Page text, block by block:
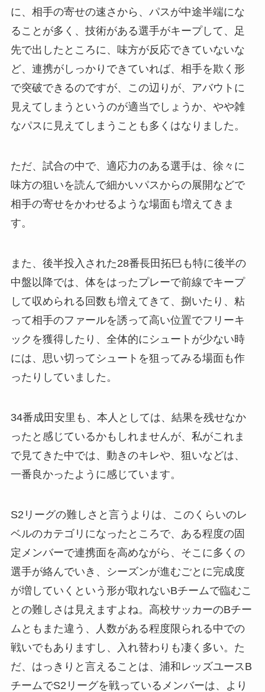
に、相手の寄せの速さから、パスが中途半端にな
ることが多く、技術がある選手がキープして、足
先で出したところに、味方が反応できていないな
ど、連携がしっかりできていれば、相手を欺く形
で突破できるのですが、この辺りが、アバウトに
見えてしまうというのが適当でしょうか、やや雑
なパスに見えてしまうことも多くはなりました。
ただ、試合の中で、適応力のある選手は、徐々に
味方の狙いを読んで細かいパスからの展開などで
相手の寄せをかわせるような場面も増えてきま
す。
また、後半投入された28番長田拓巳も特に後半の
中盤以降では、体をはったプレーで前線でキープ
して収められる回数も増えてきて、捌いたり、粘
って相手のファールを誘って高い位置でフリーキ
ックを獲得したり、全体的にシュートが少ない時
には、思い切ってシュートを狙ってみる場面も作
ったりしていました。
34番成田安里も、本人としては、結果を残せなか
ったと感じているかもしれませんが、私がこれま
で見てきた中では、動きのキレや、狙いなどは、
一番良かったように感じています。
S2リーグの難しさと言うよりは、このくらいのレ
ベルのカテゴリになったところで、ある程度の固
定メンバーで連携面を高めながら、そこに多くの
選手が絡んでいき、シーズンが進むごとに完成度
が増していくという形が取れないBチームで臨むこ
との難しさは見えますよね。高校サッカーのBチー
ムともまた違う、人数がある程度限られる中での
戦いでもありますし、入れ替わりも凄く多い。た
だ、はっきりと言えることは、浦和レッズユースB
チームでS2リーグを戦っているメンバーは、より